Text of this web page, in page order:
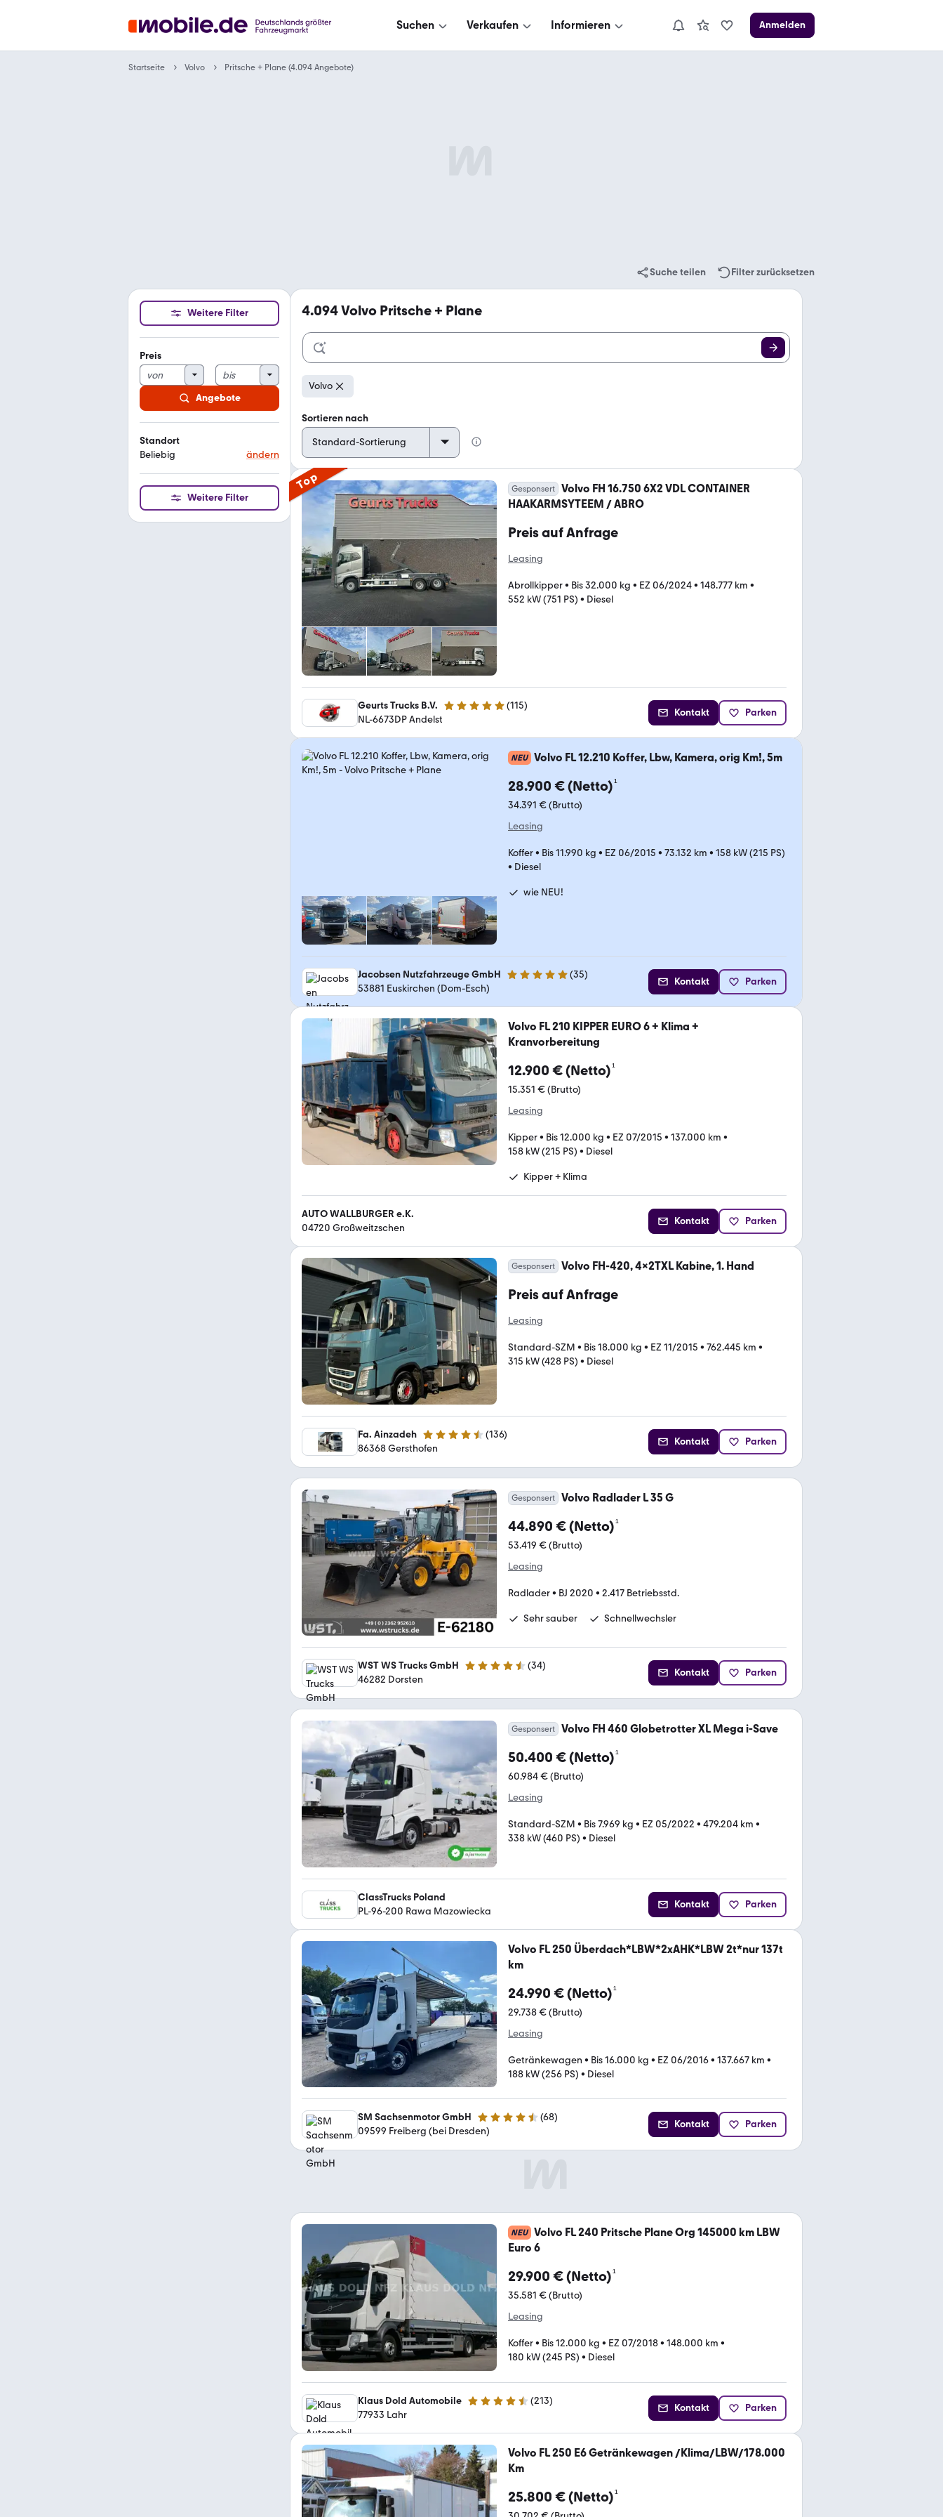
Suchen Verkaufen Informieren Anmelden
Startseite Volvo Pritsche + Plane (4.094 Angebote)
Suche teilen Filter zurücksetzen
Weitere Filter
Preis
Angebote
Standort
Beliebig
ändern
Weitere Filter
4.094Volvo Pritsche + Plane
Volvo
Sortieren nach
Top Gesponsert
Volvo FH 16.750 6X2 VDL CONTAINER
HAAKARMSYTEEM / ABRO
Preis auf Anfrage
Leasing
Abrollkipper• Bis 32.000 kg • EZ 06/2024• 148.777 km •
552 kW (751 PS) • Diesel
Geurts Trucks B.V. 5 Sterne (115)
NL-6673DP Andelst
Kontakt Parken
NEU Volvo FL 12.210 Koffer, Lbw, Kamera, orig Km!, 5m
28.900 € (Netto)¹
34.391 € (Brutto)
Leasing
Koffer• Bis 11.990 kg • EZ 06/2015 • 73.132 km • 158 kW (215 PS)
• Diesel
wie NEU!
Jacobsen Nutzfahrzeuge GmbH 5 Sterne (35)
53881 Euskirchen (Dom-Esch)
Kontakt Parken
Volvo FL 210 KIPPER EURO 6 + Klima +
Kranvorbereitung
12.900 € (Netto)¹
15.351 € (Brutto)
Leasing
Kipper• Bis 12.000 kg • EZ 07/2015 • 137.000 km •
158 kW (215 PS) • Diesel
Kipper + Klima
AUTO WALLBURGER e.K.
04720 Großweitzschen
Kontakt Parken
Gesponsert Volvo FH-420, 4x2TXL Kabine, 1. Hand
Preis auf Anfrage
Leasing
Standard-SZM • Bis 18.000 kg • EZ 11/2015 • 762.445 km •
315 kW (428 PS) • Diesel
Fa. Ainzadeh 4.7 Sterne (136)
86368 Gersthofen
Kontakt Parken
Gesponsert Volvo Radlader L 35 G
44.890 € (Netto)¹
53.419 € (Brutto)
Leasing
Radlader• BJ 2020 • 2.417 Betriebsstd.
Sehr sauber Schnellwechsler
WST WS Trucks GmbH 4.7 Sterne (34)
46282 Dorsten
Kontakt Parken
Gesponsert Volvo FH 460 Globetrotter XL Mega i-Save
50.400 € (Netto)¹
60.984 € (Brutto)
Leasing
Standard-SZM • Bis 7.969 kg • EZ 05/2022 • 479.204 km •
338 kW (460 PS) • Diesel
ClassTrucks Poland
PL-96-200 Rawa Mazowiecka
Kontakt Parken
Volvo FL 250 Überdach*LBW*2xAHK*LBW 2t*nur 137t
km
24.990 € (Netto)¹
29.738 € (Brutto)
Leasing
Getränkewagen • Bis 16.000 kg • EZ 06/2016• 137.667 km •
188 kW (256 PS) • Diesel
SM Sachsenmotor GmbH 4.4 Sterne (68)
09599 Freiberg (bei Dresden)
Kontakt Parken
NEU
Volvo FL 240 Pritsche Plane Org 145000 km LBW
Euro 6
29.900 € (Netto)¹
35.581 € (Brutto)
Leasing
Koffer• Bis 12.000 kg • EZ 07/2018• 148.000 km •
180 kW (245 PS) • Diesel
Klaus Dold Automobile 4.5 Sterne (213)
77933 Lahr
Kontakt Parken
Volvo FL 250 E6 Getränkewagen /Klima/LBW/178.000
Km
25.800 € (Netto)¹